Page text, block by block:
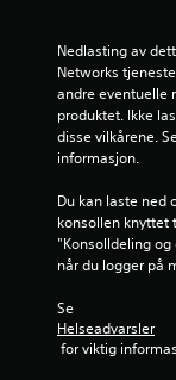
Nedlasting av
Networks
andre eventuelle
produktet. Ikke
disse vilkårene.
informasjon.
Du kan laste ned
konsollen knyttet
"Konsolldeling
når du logger på
Se
Helseadvarsler
for viktig